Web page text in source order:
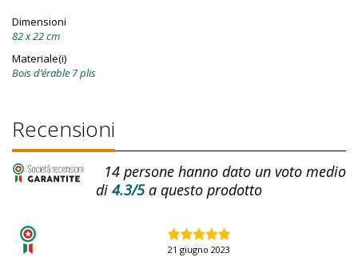
Dimensioni
82 x 22 cm
Materiale(i)
Bois d’érable 7 plis
Recensioni
14persone hanno dato un voto medio
di 4.3/5a questo prodotto
21 giugno 2023